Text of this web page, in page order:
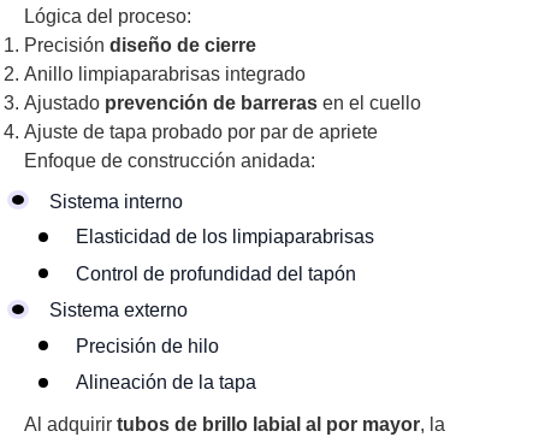
Lógica del proceso:
Precisión diseño de cierre
Anillo limpiaparabrisas integrado
Ajustado prevención de barreras en el cuello
Ajuste de tapa probado por par de apriete
Enfoque de construcción anidada:
Sistema interno
Elasticidad de los limpiaparabrisas
Control de profundidad del tapón
Sistema externo
Precisión de hilo
Alineación de la tapa
Al adquirir tubos de brillo labial al por mayor, la